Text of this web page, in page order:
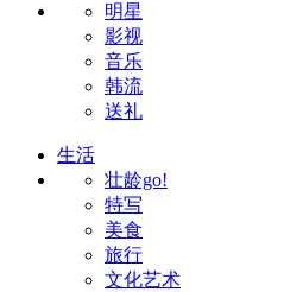
明星
影视
音乐
韩流
送礼
生活
壮龄go!
特写
美食
旅行
文化艺术